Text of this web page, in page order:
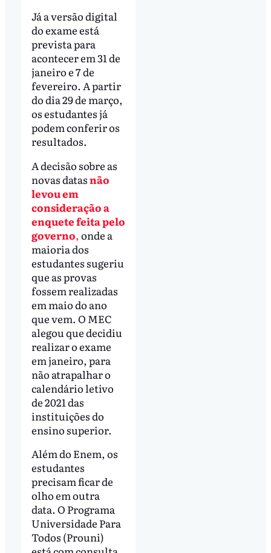
Já a versão digital
do exame está
prevista para
acontecer em 31 de
janeiro e 7 de
fevereiro. A partir
do dia 29 de março,
os estudantes já
podem conferir os
resultados.
A decisão sobre as
novas datasnão
levou em
consideração a
enquete feita pelo
governo, onde a
maioria dos
estudantes sugeriu
que as provas
fossem realizadas
em maio do ano
que vem. O MEC
alegou que decidiu
realizar o exame
em janeiro, para
não atrapalhar o
calendário letivo
de 2021 das
instituições do
ensino superior.
Além do Enem, os
estudantes
precisam ficar de
olho em outra
data. O Programa
Universidade Para
Todos (Prouni)